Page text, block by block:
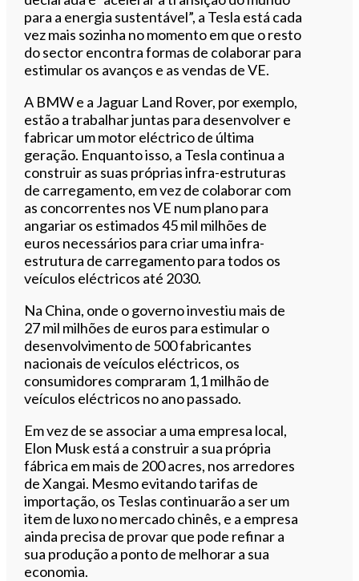
para a energia sustentável”, a Tesla está cada
vez mais sozinha no momento em que o resto
do sector encontra formas de colaborar para
estimular os avanços e as vendas de VE.
A BMW e a Jaguar Land Rover, por exemplo,
estão a trabalhar juntas para desenvolver e
fabricar um motor eléctrico de última
geração. Enquanto isso, a Tesla continua a
construir as suas próprias infra-estruturas
de carregamento, em vez de colaborar com
as concorrentes nos VE num plano para
angariar os estimados 45 mil milhões de
euros necessários para criar uma infra-
estrutura de carregamento para todos os
veículos eléctricos até 2030.
Na China, onde o governo investiu mais de
27 mil milhões de euros para estimular o
desenvolvimento de 500 fabricantes
nacionais de veículos eléctricos, os
consumidores compraram 1,1 milhão de
veículos eléctricos no ano passado.
Em vez de se associar a uma empresa local,
Elon Musk está a construir a sua própria
fábrica em mais de 200 acres, nos arredores
de Xangai. Mesmo evitando tarifas de
importação, os Teslas continuarão a ser um
item de luxo no mercado chinês, e a empresa
ainda precisa de provar que pode refinar a
sua produção a ponto de melhorar a sua
economia.